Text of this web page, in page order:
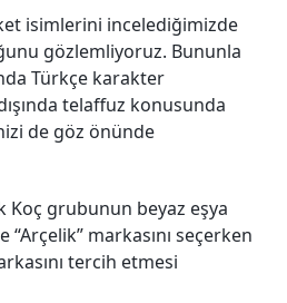
isimlerini incelediğimizde
gözlemliyoruz. Bununla
Türkçe karakter
telaffuz konusunda
de göz önünde
Koç grubunun beyaz eşya
markasını seçerken
tercih etmesi